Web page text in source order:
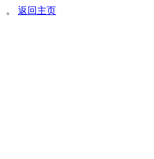
。 返回主页